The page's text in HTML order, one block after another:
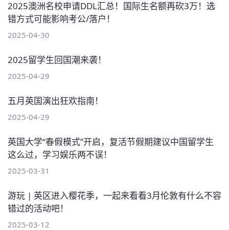
2025澳洲名校申请DDL汇总！国际生名额再砍3万！选
错方式可能影响考公/落户！
2025-04-30
2025留学生回国潮来袭！
2025-04-29
五月英国演出狂欢指南！
2025-04-29
英国大学“春假模式”开启，复活节假期建议中国留学生
这么过，学习娱乐两不误！
2025-03-31
游玩 | 英区进入樱花季，一起来看看3月伦敦有什么不容
错过的活动吧！
2025-03-12